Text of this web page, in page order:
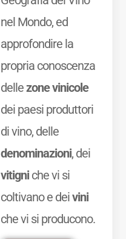
nel Mondo, ed
approfondire la
propria conoscenza
dellezone vinicole
dei paesi produttori
di vino, delle
denominazioni, dei
vitigniche vi si
coltivano e deivini
che vi si producono.